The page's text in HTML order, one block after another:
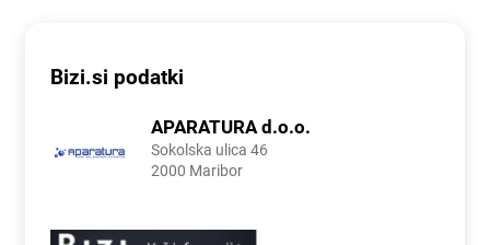
Bizi.si podatki
APARATURA d.o.o.
Sokolska ulica 46
2000 Maribor